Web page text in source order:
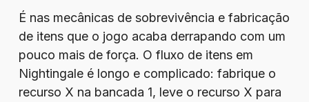
É nas mecânicas de sobrevivência e fabricação
de itens que o jogo acaba derrapando com um
pouco mais de força. O fluxo de itens em
Nightingale é longo e complicado: fabrique o
recurso X na bancada 1, leve o recurso X para